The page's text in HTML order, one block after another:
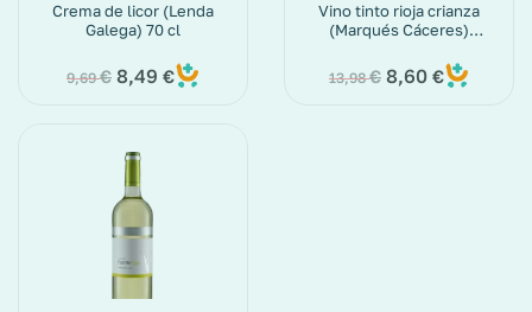
Crema de licor (Lenda
Galega) 70 cl
9,69€ 8,49 €
Vino tinto rioja crianza
(Marqués Cáceres)
13,98€ 8,60 €